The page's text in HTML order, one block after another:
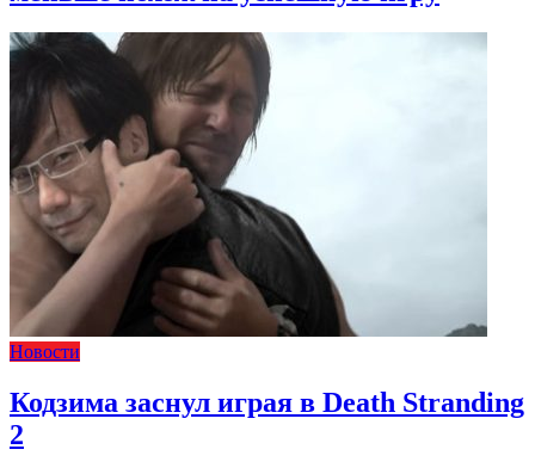
Новости
Кодзима заснул играя в Death Stranding
2